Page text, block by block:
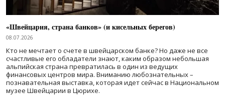
«Швейцария, страна банков» (и кисельных берегов)
08.07.2026
Кто не мечтает о счете в швейцарском банке? Но даже не все
счастливые его обладатели знают, каким образом небольшая
альпийская страна превратилась в один из ведущих
финансовых центров мира. Вниманию любознательных –
познавательная выставка, которая идет сейчас в Национальном
музее Швейцарии в Цюрихе.